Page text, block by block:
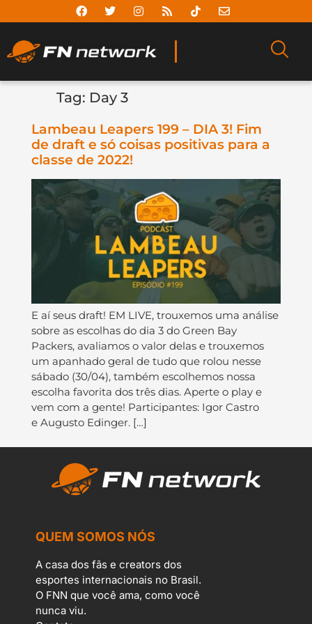
Tag: Day 3
Lambeau Leapers 199 – DIA 3! Fim
de draft e só coisas positivas para a
classe de 2022!
E aí seus draft! EM LIVE, trouxemos uma análise
sobre as escolhas do dia 3 do Green Bay
Packers, avaliamos o valor delas e trouxemos
um apanhado geral de tudo que rolou nesse
sábado (30/04), também escolhemos nossa
escolha favorita dos três dias. Aperte o play e
vem com a gente! Participantes: Igor Castro
e Augusto Edinger. […]
QUEM SOMOS NÓS
A casa dos fãs e creators dos
esportes internacionais no Brasil.
O FNN que você ama, como você
nunca viu.